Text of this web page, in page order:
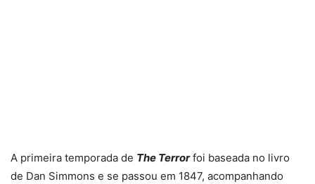
A primeira temporada de The Terrorfoi baseada no livro
de Dan Simmons e se passou em 1847, acompanhando